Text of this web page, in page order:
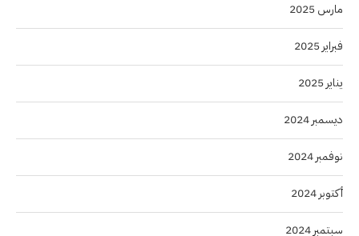
مارس 2025
فبراير 2025
يناير 2025
ديسمبر 2024
نوفمبر 2024
أكتوبر 2024
سبتمبر 2024